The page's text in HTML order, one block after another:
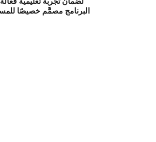
البرنامج مصمَّم خصيصًا